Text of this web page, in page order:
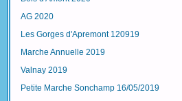
AG 2020
Les Gorges d'Apremont 120919
Marche Annuelle 2019
Valnay 2019
Petite Marche Sonchamp 16/05/2019